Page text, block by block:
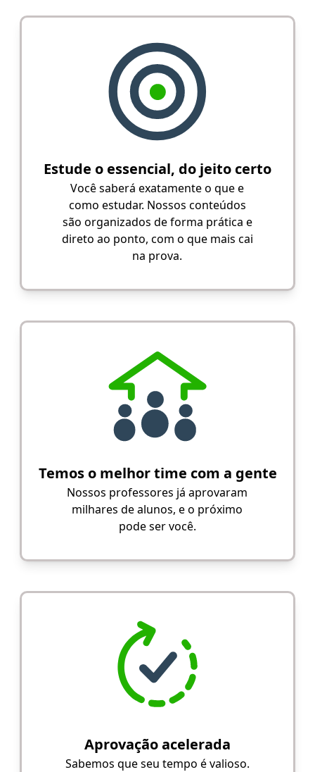
Estude o essencial, do jeito certo
Você saberá exatamente o que e
como estudar. Nossos conteúdos
são organizados de forma prática e
direto ao ponto, com o que mais cai
na prova.
Temos o melhor time com a gente
Nossos professores já aprovaram
milhares de alunos, e o próximo
pode ser você.
Aprovação acelerada
Sabemos que seu tempo é valioso.